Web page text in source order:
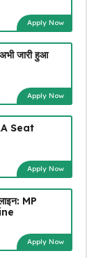
Apply Now
जारी हुआ
Apply Now
Seat
Apply Now
MP
Apply Now